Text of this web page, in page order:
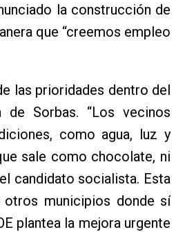
la construcción de
que “creemos empleo
las prioridades dentro del
Sorbas. “Los vecinos
como agua, luz y
sale como chocolate, ni
candidato socialista. Esta
otros municipios donde sí
plantea la mejora urgente